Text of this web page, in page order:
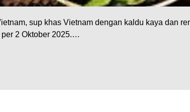
sup khas Vietnam dengan kaldu kaya dan
2 Oktober 2025.…